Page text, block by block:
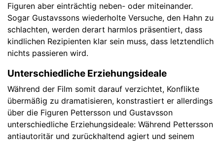
Figuren aber einträchtig neben- oder miteinander.
Sogar Gustavssons wiederholte Versuche, den Hahn zu
schlachten, werden derart harmlos präsentiert, dass
kindlichen Rezipienten klar sein muss, dass letztendlich
nichts passieren wird.
Unterschiedliche Erziehungsideale
Während der Film somit darauf verzichtet, Konflikte
übermäßig zu dramatisieren, konstrastiert er allerdings
über die Figuren Pettersson und Gustavsson
unterschiedliche Erziehungsideale: Während Pettersson
antiautoritär und zurückhaltend agiert und seinem